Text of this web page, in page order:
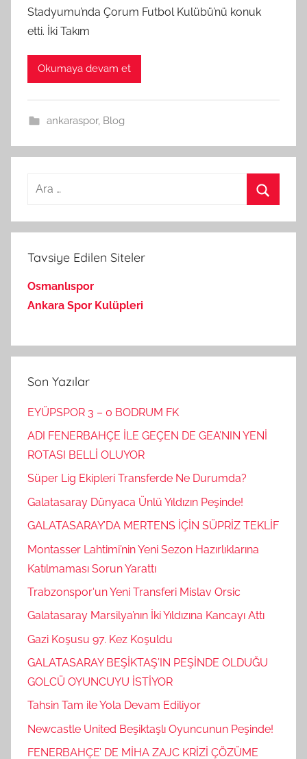
Stadyumu’nda Çorum Futbol Kulübü’nü konuk
etti. İki Takım
Okumaya devam et
ankaraspor, Blog
Arama:
Tavsiye Edilen Siteler
Osmanlıspor
Ankara Spor Kulüpleri
Son Yazılar
EYÜPSPOR 3 – 0 BODRUM FK
ADI FENERBAHÇE İLE GEÇEN DE GEA’NIN YENİ
ROTASI BELLİ OLUYOR
Süper Lig Ekipleri Transferde Ne Durumda?
Galatasaray Dünyaca Ünlü Yıldızın Peşinde!
GALATASARAY’DA MERTENS İÇİN SÜPRİZ TEKLİF
Montasser Lahtimi’nin Yeni Sezon Hazırlıklarına
Katılmaması Sorun Yarattı
Trabzonspor‘un Yeni Transferi Mislav Orsic
Galatasaray Marsilya’nın İki Yıldızına Kancayı Attı
Gazi Koşusu 97. Kez Koşuldu
GALATASARAY BEŞİKTAŞ’IN PEŞİNDE OLDUĞU
GOLCÜ OYUNCUYU İSTİYOR
Tahsin Tam ile Yola Devam Ediliyor
Newcastle United Beşiktaşlı Oyuncunun Peşinde!
FENERBAHÇE’ DE MİHA ZAJC KRİZİ ÇÖZÜME